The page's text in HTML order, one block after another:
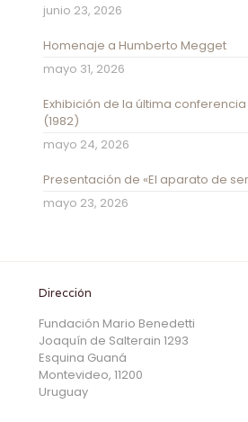
junio 23, 2026
Homenaje a Humberto Megget
mayo 31, 2026
Exhibición de la última
(1982)
mayo 24, 2026
Presentación de «El aparato de
mayo 23, 2026
Dirección
Fundación Mario Benedetti
Joaquín de Salterain 1293
Esquina Guaná
Montevideo, 11200
Uruguay